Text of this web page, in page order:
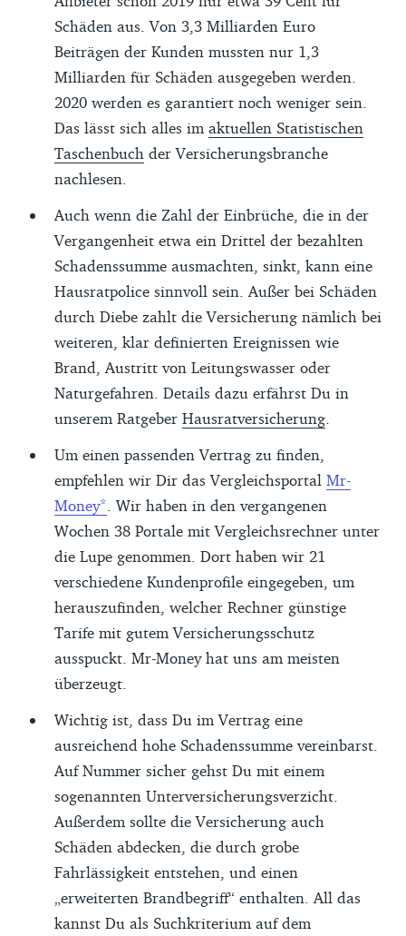
Schäden aus. Von 3,3 Milliarden Euro
Beiträgen der Kunden mussten nur 1,3
Milliarden für Schäden ausgegeben werden.
2020 werden es garantiert noch weniger sein.
Das lässt sich alles im aktuellen Statistischen
Taschenbuch der Versicherungsbranche
nachlesen.
Auch wenn die Zahl der Einbrüche, die in der
Vergangenheit etwa ein Drittel der bezahlten
Schadenssumme ausmachten, sinkt, kann eine
Hausratpolice sinnvoll sein. Außer bei Schäden
durch Diebe zahlt die Versicherung nämlich bei
weiteren, klar definierten Ereignissen wie
Brand, Austritt von Leitungswasser oder
Naturgefahren. Details dazu erfährst Du in
unserem Ratgeber Hausratversicherung
Um einen passenden Vertrag zu finden,
empfehlen wir Dir das Vergleichsportal Mr-
Money
. Wir haben in den vergangenen
Wochen 38 Portale mit Vergleichsrechner unter
die Lupe genommen. Dort haben wir 21
verschiedene Kundenprofile eingegeben, um
herauszufinden, welcher Rechner günstige
Tarife mit gutem Versicherungsschutz
ausspuckt. Mr-Money hat uns am meisten
überzeugt.
Wichtig ist, dass Du im Vertrag eine
ausreichend hohe Schadenssumme vereinbarst.
Auf Nummer sicher gehst Du mit einem
sogenannten Unterversicherungsverzicht.
Außerdem sollte die Versicherung auch
Schäden abdecken, die durch grobe
Fahrlässigkeit entstehen, und einen
„erweiterten Brandbegriff“ enthalten. All das
kannst Du als Suchkriterium auf dem